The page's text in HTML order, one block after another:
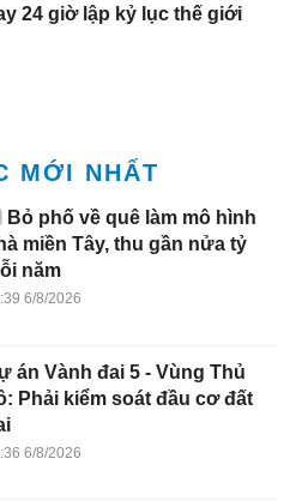
24 giờ lập kỷ lục thế giới
MỚI NHẤT
Bỏ phố về quê làm mô hình
miền Tây, thu gần nửa tỷ
năm
6/8/2026
án Vành đai 5 - Vùng Thủ
Phải kiểm soát đầu cơ đất
6/8/2026